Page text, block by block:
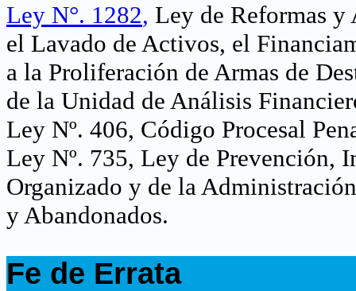
Ley N°. 1282, Ley de Reformas
el Lavado de Activos, el
a la Proliferación de Armas de
de la Unidad de Análisis
Ley Nº. 406, Código Procesal
Ley Nº. 735, Ley de Prevención,
Organizado y de la
y Abandonados.
Fe de Errata